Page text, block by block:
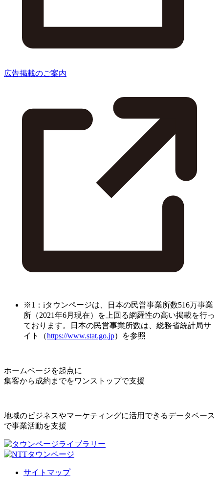
広告掲載のご案内
※1：iタウンページは、日本の民営事業所数516万事業
所（2021年6月現在）を上回る網羅性の高い掲載を行っ
ております。日本の民営事業所数は、総務省統計局サ
イト（https://www.stat.go.jp）を参照
ホームページを起点に
集客から成約までをワンストップで支援
地域のビジネスやマーケティングに活用できるデータベース
で事業活動を支援
サイトマップ